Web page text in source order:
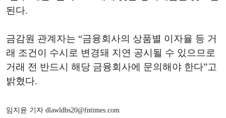
된다.
금감원 관계자는 “금융회사의 상품별 이자율 등 거
래 조건이 수시로 변경돼 지연 공시될 수 있으므로
거래 전 반드시 해당 금융회사에 문의해야 한다”고
밝혔다.
임지윤 기자 dlawldbs20@fntimes.com